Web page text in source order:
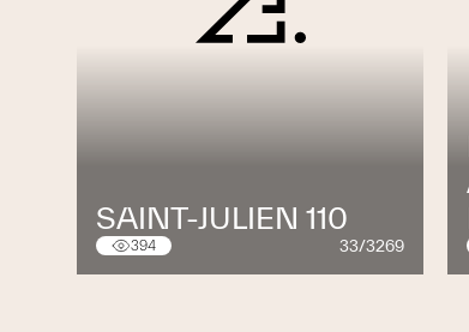
Télécommunication
Création de système de
place de logiciels de
Système d’appel malade,
Système de contrôle de
SAINT-JULIEN 110
394 33/3269